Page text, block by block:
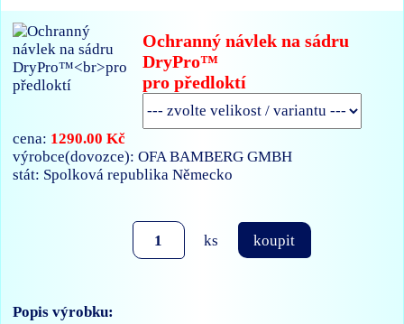
Ochranný návlek na sádru
DryPro™
pro předloktí
cena: 1290.00 Kč
výrobce(dovozce): OFA BAMBERG GMBH
stát: Spolková republika Německo
ks koupit
Popis výrobku: